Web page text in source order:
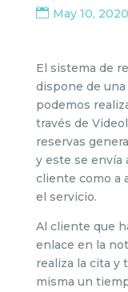
May 10, 2020
El sistema de
dispone de
podemos
través de
reservas
y este se
cliente como a
el servicio.
Al cliente que
enlace en la
realiza la cita y
misma un